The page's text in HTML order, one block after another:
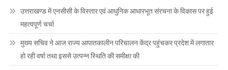
उत्तराखण्ड में एनसीसी के विस्तार एवं आधुनिक आधारभूत संरचना के विकास पर हुई
महत्वपूर्ण चर्चा
मुख्य सचिव ने आज राज्य आपातकालीन परिचालन केंद्र पहुंचकर प्रदेश में लगातार
हो रही वर्षा तथा इससे उत्पन्न स्थिति की समीक्षा की